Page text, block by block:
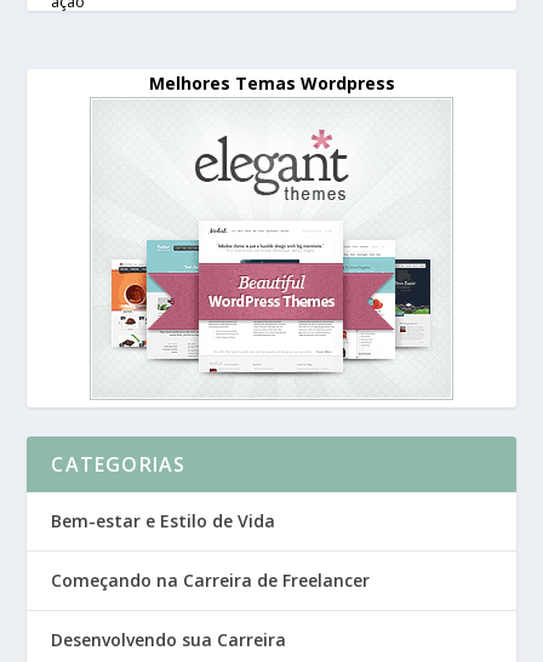
Melhores Temas Wordpress
CATEGORIAS
Bem-estar e Estilo de Vida
Começando na Carreira de Freelancer
Desenvolvendo sua Carreira